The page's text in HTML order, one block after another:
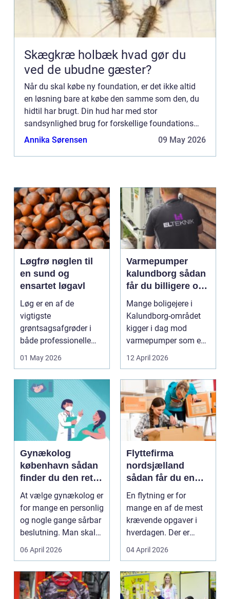
Skægkræ holbæk hvad gør du
ved de ubudne gæster?
Når du skal købe ny foundation, er det ikke altid
en løsning bare at købe den samme som den, du
hidtil har brugt. Din hud har med stor
sandsynlighed brug for forskellige foundations
afhængig af årstiden. De fles...
Annika Sørensen 09 May 2026
Løgfrø nøglen til
en sund og
ensartet løgavl
Løg er en af de
vigtigste
grøntsagsafgrøder i
både professionelle
landbrugspro...
01 May 2026
Varmepumper
kalundborg sådan
får du billigere og
mere bæredygtig
varme
Mange boligejere i
Kalundborg-området
kigger i dag mod
varmepumper som en
vej til lavere
varmeregnin...
12 April 2026
Gynækolog
københavn sådan
finder du den rette
specialist
At vælge gynækolog er
for mange en personlig
og nogle gange sårbar
beslutning. Man skal
både føle si...
06 April 2026
Flyttefirma
nordsjælland
sådan får du en
tryg og effektiv
flytning
En flytning er for
mange en af de mest
krævende opgaver i
hverdagen. Der er
meget at holde styr på,
04 April 2026